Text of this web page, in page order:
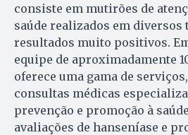
consiste em mutirões de
saúde realizados em
resultados muito positivos.
equipe de aproximadamente
oferece uma gama de
consultas médicas
prevenção e promoção à
avaliações de hanseníase e